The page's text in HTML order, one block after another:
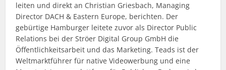
leiten und direkt an Christian Griesbach, Managing
Director DACH & Eastern Europe, berichten. Der
gebürtige Hamburger leitete zuvor als Director Public
Relations bei der Ströer Digital Group GmbH die
Öffentlichkeitsarbeit und das Marketing. Teads ist der
Weltmarktführer für native Videowerbung und eine